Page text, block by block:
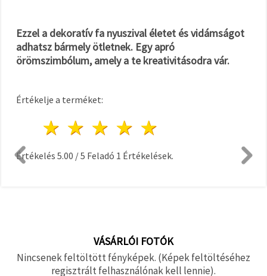
Ezzel a dekoratív fa nyuszival életet és vidámságot
adhatsz bármely ötletnek. Egy apró
örömszimbólum, amely a te kreativitásodra vár.
Értékelje a terméket:
4 csillagok
3 csillagok
2 csillagok
1 csillag
Értékelés 5.00 /5 Feladó 1 Értékelések.
VÁSÁRLÓI FOTÓK
Nincsenek feltöltött fényképek. (Képek feltöltéséhez
regisztrált felhasználónak kell lennie).